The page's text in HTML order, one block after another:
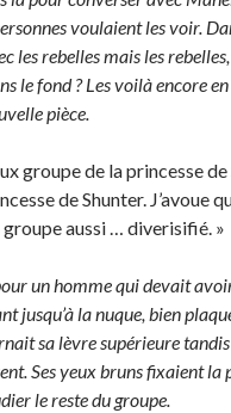
voulaient les voir.
les rebelles mais les rebelles,
le fond ? Les voilà encore
pièce.
groupe de la princesse de
de Shunter. J’avoue
groupe aussi … diverisifié. »
un homme qui devait
jusqu’à la nuque, bien
sa lèvre supérieure tandis
Ses yeux bruns fixaient la
le reste du groupe.